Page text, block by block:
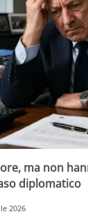
ma non
diplomatico
2026